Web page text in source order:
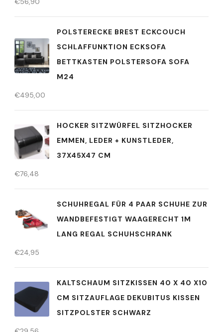
POLSTERECKE BREST ECKCOUCH
SCHLAFFUNKTION ECKSOFA
BETTKASTEN POLSTERSOFA SOFA
M24
€495,00
HOCKER SITZWÜRFEL SITZHOCKER
EMMEN, LEDER + KUNSTLEDER,
37X45X47 CM
€76,48
SCHUHREGAL FÜR 4 PAAR SCHUHE ZUR
WANDBEFESTIGT WAAGERECHT 1M
LANG REGAL SCHUHSCHRANK
€24,95
KALTSCHAUM SITZKISSEN 40 X 40 X10
CM SITZAUFLAGE DEKUBITUS KISSEN
SITZPOLSTER SCHWARZ